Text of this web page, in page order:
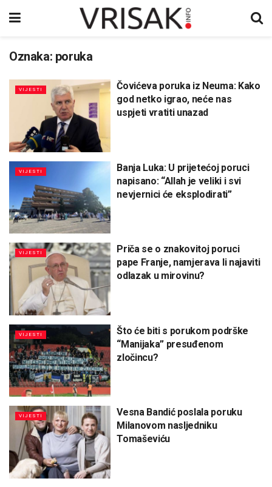
Oznaka: poruka
VIJESTI
Čovićeva poruka iz Neuma: Kako
god netko igrao, neće nas
uspjeti vratiti unazad
VIJESTI
Banja Luka: U prijetećoj poruci
napisano: “Allah je veliki i svi
nevjernici će eksplodirati”
VIJESTI
Priča se o znakovitoj poruci
pape Franje, namjerava li najaviti
odlazak u mirovinu?
VIJESTI
Što će biti s porukom podrške
“Manijaka” presuđenom
zločincu?
VIJESTI
Vesna Bandić poslala poruku
Milanovom nasljedniku
Tomaševiću